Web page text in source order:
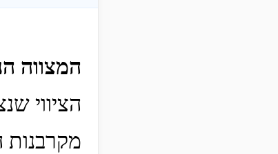
המצווה
הציווי
מקרבנות